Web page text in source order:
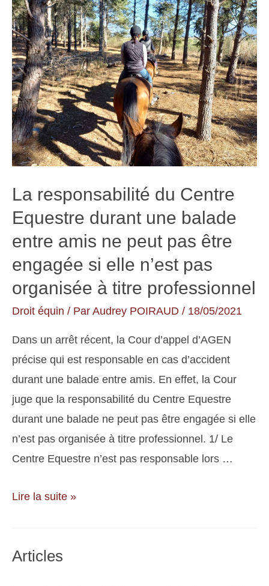
La responsabilité du Centre
Equestre durant une balade
entre amis ne peut pas être
engagée si elle n’est pas
organisée à titre professionnel
Droit équin / ParAudrey POIRAUD / 18/05/2021
Dans un arrêt récent, la Cour d’appel d’AGEN
précise qui est responsable en cas d’accident
durant une balade entre amis. En effet, la Cour
juge que la responsabilité du Centre Equestre
durant une balade ne peut pas être engagée si elle
n’est pas organisée à titre professionnel. 1/ Le
Centre Equestre n’est pas responsable lors …
La
Centre
Lire la suite »
Articles